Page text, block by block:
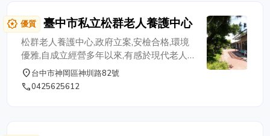
陳老闆 LINE ID：0932056756 地址：台北
市中山區德惠街151號6樓
award_star 優質 臺中市私立松群老人養護中心
松群老人養護中心,政府立案,安檢合格,環境
優雅,自成立經營多年以來,有感於現代老人
化時代的來臨,陸續又成立了松群護理之家
(霧峰區)和大肚松群護理之家(大肚區)秉持
place台中市神岡區神圳路82號
phone0425625612